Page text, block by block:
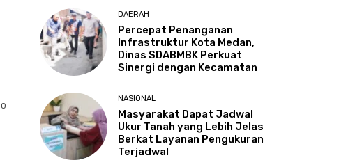
0
DAERAH
Percepat Penanganan
Infrastruktur Kota Medan,
Dinas SDABMBK Perkuat
Sinergi dengan Kecamatan
NASIONAL
Masyarakat Dapat Jadwal
Ukur Tanah yang Lebih Jelas
Berkat Layanan Pengukuran
Terjadwal